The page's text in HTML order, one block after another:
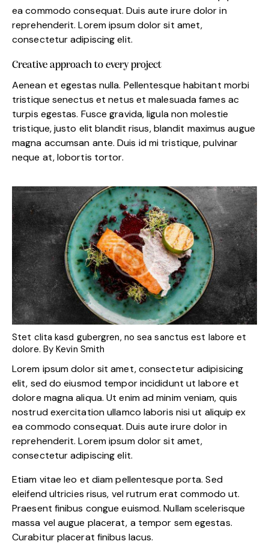
ea commodo consequat. Duis aute irure dolor in
reprehenderit. Lorem ipsum dolor sit amet,
consectetur adipiscing elit.
Creative approach to every project
Aenean et egestas nulla. Pellentesque habitant morbi
tristique senectus et netus et malesuada fames ac
turpis egestas. Fusce gravida, ligula non molestie
tristique, justo elit blandit risus, blandit maximus augue
magna accumsan ante. Duis id mi tristique, pulvinar
neque at, lobortis tortor.
Stet clita kasd gubergren, no sea sanctus est labore et
dolore. ByKevin Smith
Lorem ipsum dolor sit amet, consectetur adipisicing
elit, sed do eiusmod tempor incididunt ut labore et
dolore magna aliqua. Ut enim ad minim veniam, quis
nostrud exercitation ullamco laboris nisi ut aliquip ex
ea commodo consequat. Duis aute irure dolor in
reprehenderit. Lorem ipsum dolor sit amet,
consectetur adipiscing elit.
Etiam vitae leo et diam pellentesque porta. Sed
eleifend ultricies risus, vel rutrum erat commodo ut.
Praesent finibus congue euismod. Nullam scelerisque
massa vel augue placerat, a tempor sem egestas.
Curabitur placerat finibus lacus.